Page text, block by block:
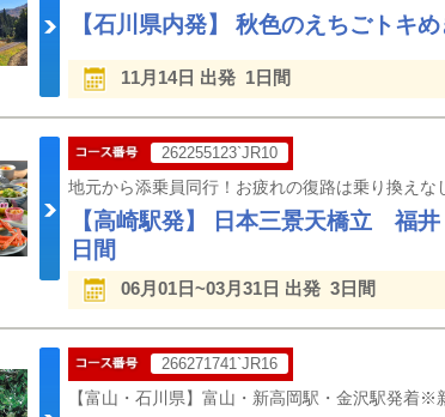
【石川県内発】 秋色のえちごト
11月14日 出発 1日間
262255123`JR10
【高崎駅発】 日本三景天橋立 福
日間
06月01日~03月31日 出発 3日間
266271741`JR16